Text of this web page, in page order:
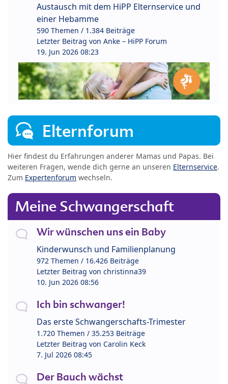
Austausch mit dem HiPP Elternservice und
einer Hebamme
590 Themen / 1.384 Beiträge
Letzter Beitrag von Anke – HiPP Forum
19. Jun 2026 08:23
Elternforum
Hier findest du Erfahrungen anderer Mamas und Papas. Bei
weiteren Fragen, wende dich gerne an unseren Elternservice.
Zum Expertenforum wechseln.
Meine Schwangerschaft
Wir wünschen uns ein Baby
Kinderwunsch und Familienplanung
972 Themen / 16.426 Beiträge
Letzter Beitrag von christinna39
10. Jun 2026 08:56
Ich bin schwanger!
Das erste Schwangerschafts-Trimester
1.720 Themen / 35.253 Beiträge
Letzter Beitrag von Carolin Keck
7. Jul 2026 08:45
Der Bauch wächst